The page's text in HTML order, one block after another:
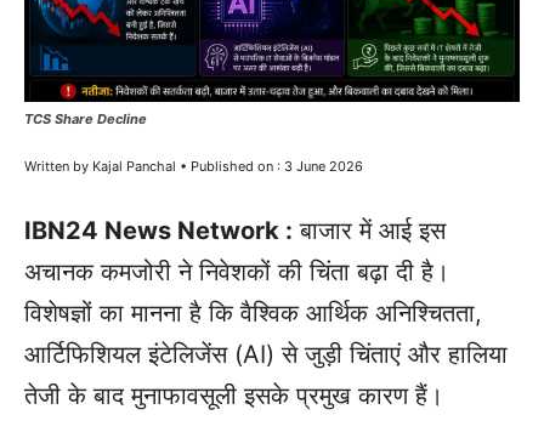
TCS Share Decline
Written by Kajal Panchal • Published on : 3 June 2026
IBN24 News Network : बाजार में आई इस
अचानक कमजोरी ने निवेशकों की चिंता बढ़ा दी है।
विशेषज्ञों का मानना है कि वैश्विक आर्थिक अनिश्चितता,
आर्टिफिशियल इंटेलिजेंस (AI) से जुड़ी चिंताएं और हालिया
तेजी के बाद मुनाफावसूली इसके प्रमुख कारण हैं।